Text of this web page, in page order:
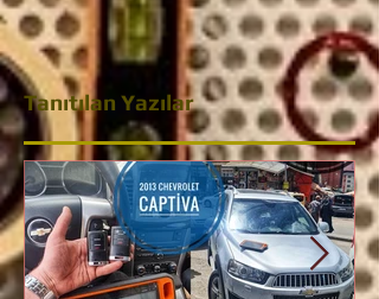
Tanıtılan Yazılar